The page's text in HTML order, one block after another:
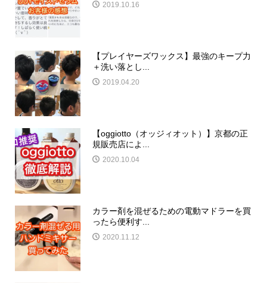
2019.10.16
【プレイヤーズワックス】最強のキープ力
＋洗い落とし...
2019.04.20
【oggiotto（オッジィオット）】京都の正
規販売店によ...
2020.10.04
カラー剤を混ぜるための電動マドラーを買
ったら便利す...
2020.11.12